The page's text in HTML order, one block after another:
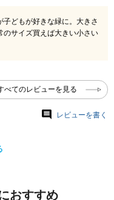
どもが好きな緑に。大きさ
のサイズ買えば大きい小さい
べてのレビューを見る
レビューを書く
おすすめ